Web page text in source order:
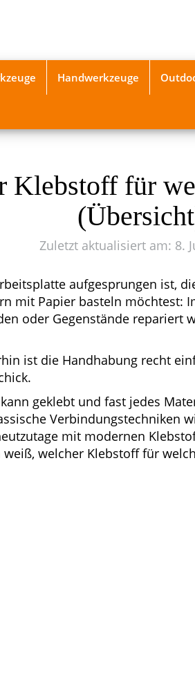
Handwerkzeuge
Klebstoff für
Zuletzt aktualisiert am: 8.
aufgesprungen ist,
mit Papier basteln möchtest:
oder Gegenstände repariert
ist die Handhabung recht
geklebt und fast jedes
Verbindungstechniken
mit modernen
welcher Klebstoff für